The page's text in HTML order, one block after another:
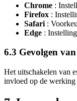
Chrome :
Firefox :
Safari :
Edge :
6.3 Gevolgen
Het uitschakelen van
invloed op de werking